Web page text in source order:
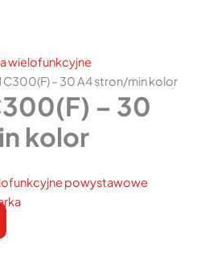
wielofunkcyjne
C300(F) – 30 A4 stron/min kolor
– 30
kolor
powystawowe